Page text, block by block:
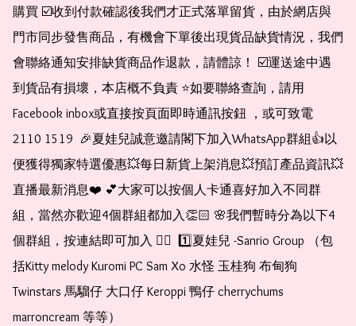
購買 ☑️收到付款確認後我們才正式落單留貨，由於網店與
門市同步發售商品，有機會下單後出現貨品缺貨情況，我們
會聯絡通知安排缺貨商品作退款，請體諒！ ☑️運送途中遇
到貨品有損壞，本店概不負責 ⭐️如要聯絡查詢，請用
Facebook inbox或直接按頁面即時通訊按鈕 ，或可致電
2110 1519  🎉夏娃兒誠意邀請閣下加入WhatsApp群組👍以
便獲得獨家特選優惠💥每日新貨上架消息💥預訂產品資訊💥
直播最新消息❤️ 💕大家可以按個人卡通喜好加入不同群
組，當然亦歡迎4個群組都加入👏🏻 🌸我們暫時分為以下4
個群組，按連結即可加入 👇🏻  1️⃣夏娃兒 -Sanrio Group （包
括Kitty melody Kuromi PC Sam Xo 水怪 玉桂狗 布甸狗
Twinstars 馬騮仔 大口仔 Keroppi 鴨仔 cherrychums
marroncream 等等）